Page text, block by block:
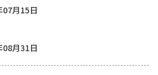
月15日
月31日